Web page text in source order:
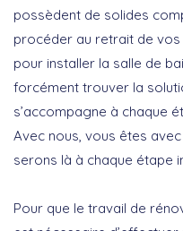
possèdent de solides
procéder au retrait de
pour installer la salle de
forcément trouver la
s’accompagne à chaque
Avec nous, vous êtes
serons là à chaque étape
Pour que le travail de